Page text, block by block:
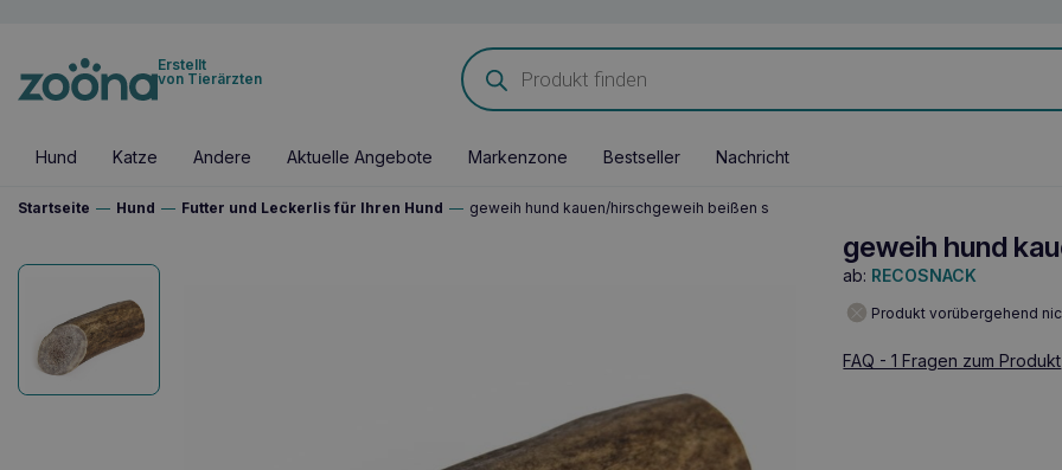
Erstellt
von Tierärzten
Products
search
Hund Katze Andere Aktuelle Angebote Markenzone Bestseller Nachricht
Startseite — Hund — Futter und Leckerlis für Ihren Hund — geweih hund kauen/hirschgeweih beißen s
geweih hund
ab: RECOSNACK
Produkt vorübergehend
FAQ - 1 Fragen zum Produkt